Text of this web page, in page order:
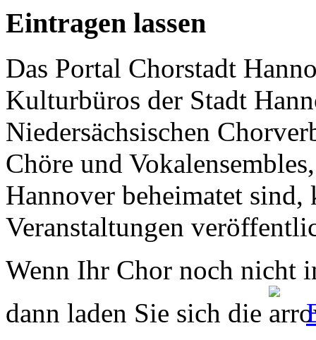
Eintragen lassen
Das Portal Chorstadt
Kulturbüros der Stadt
Niedersächsischen
Chöre und
Hannover beheimatet sind,
Veranstaltungen
Wenn Ihr Chor noch nicht
dann laden Sie sich die